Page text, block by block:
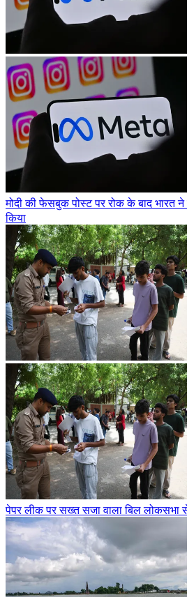
मोदी की फेसबुक पोस्ट पर रोक के बाद भारत ने
किया
पेपर लीक पर सख्त सजा वाला बिल लोकसभा